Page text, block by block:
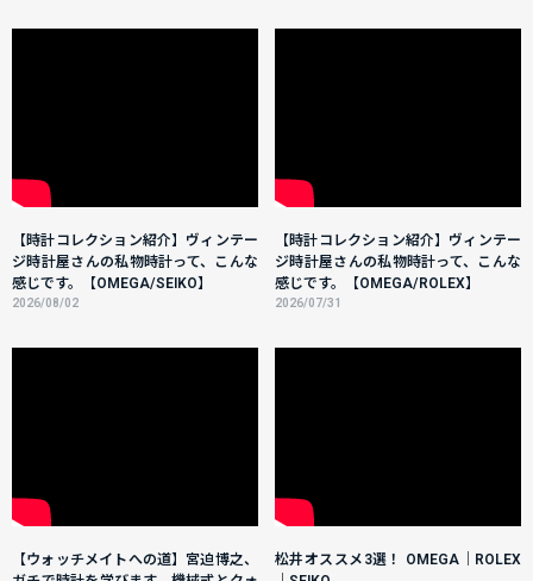
【時計コレクション紹介】ヴィンテー
ジ時計屋さんの私物時計って、こんな
感じです。【OMEGA/SEIKO】
2026/08/02
【時計コレクション紹介】ヴィンテー
ジ時計屋さんの私物時計って、こんな
感じです。【OMEGA/ROLEX】
2026/07/31
【ウォッチメイトへの道】宮迫博之、
松井オススメ3選！ OMEGA｜ROLEX